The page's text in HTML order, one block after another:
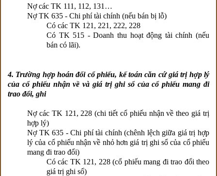
Nợ các TK 111, 112, 131…
Nợ TK 635 - Chi phí tài chính (nếu bán bị lỗ)
Có các TK 121, 221, 222, 228
Có TK 515 - Doanh thu hoạt động tài chính (nếu
bán có lãi).
4. Trường hợp hoán đổi cổ phiếu, kế toán căn cứ giá trị hợp lý
của cổ phiếu nhận về và giá trị ghi sổ của cổ phiếu mang đi
trao đổi, ghi
Nợ các TK 121, 228 (chi tiết cổ phiếu nhận về theo giá trị
hợp lý)
Nợ TK 635 - Chi phí tài chính (chênh lệch giữa giá trị hợp
lý của cổ phiếu nhận về nhỏ hơn giá trị ghi sổ của cổ phiếu
mang đi trao đổi)
Có các TK 121, 228 (cổ phiếu mang đi trao đổi theo
giá trị ghi sổ)